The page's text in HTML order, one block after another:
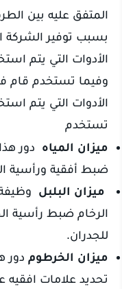
المتفق عليه بين
بسبب توفير الشركة
الأدوات التي يتم
وفيما تستخدم قام
الأدوات التي يتم
تستخدم
ميزان المياه دور
ضبط أفقية ورأسية
ميزان البلبل
الرخام ضبط رأسية
للجدران.
ميزان الخرطوم دور
تحديد علامات